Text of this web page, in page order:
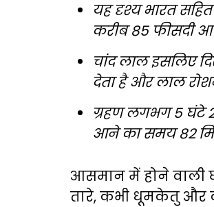
यह दृश्य भारत
करीब 85 फीसदी
चांद लाल इसलिए
देता है और लाल
ग्रहण लगभग 5 घंटे
आने का समय 82
आसमान में होने वाली
तारे, कभी धूमकेतु और